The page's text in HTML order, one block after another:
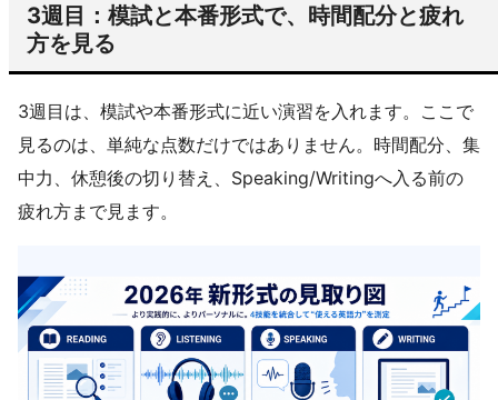
3週目：模試と本番形式で、時間配分と疲れ
方を見る
3週目は、模試や本番形式に近い演習を入れます。ここで
見るのは、単純な点数だけではありません。時間配分、集
中力、休憩後の切り替え、Speaking/Writingへ入る前の
疲れ方まで見ます。